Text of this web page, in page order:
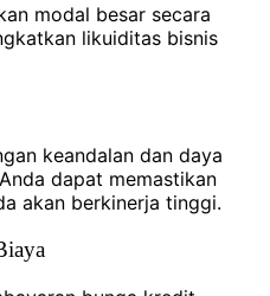
modal besar secara
likuiditas bisnis
keandalan dan daya
dapat memastikan
akan berkinerja tinggi.